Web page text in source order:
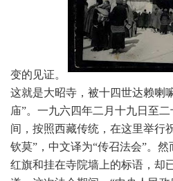
变的见证。
这就是大昭寺， 被十四世达赖喇
庙”。一九六四年二月十九日至
间，按照西藏传统， 在这里举行
钦莫”，中文译为“传召法会”。
红旗和挂在寺院墙上的标语，却